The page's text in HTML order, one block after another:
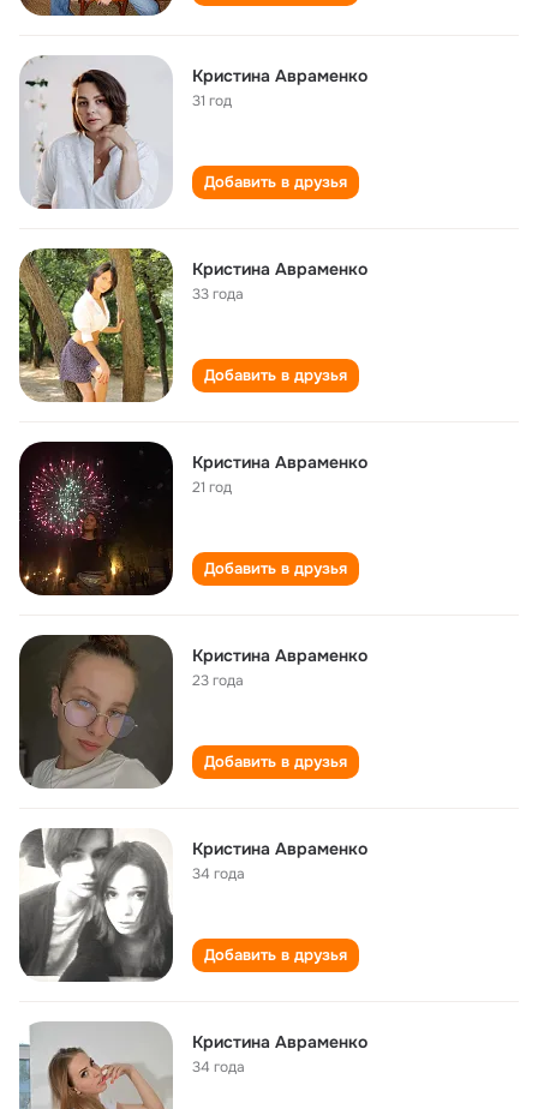
Кристина Авраменко
31 год
Добавить в друзья
Кристина Авраменко
33 года
Добавить в друзья
Кристина Авраменко
21 год
Добавить в друзья
Кристина Авраменко
23 года
Добавить в друзья
Кристина Авраменко
34 года
Добавить в друзья
Кристина Авраменко
34 года